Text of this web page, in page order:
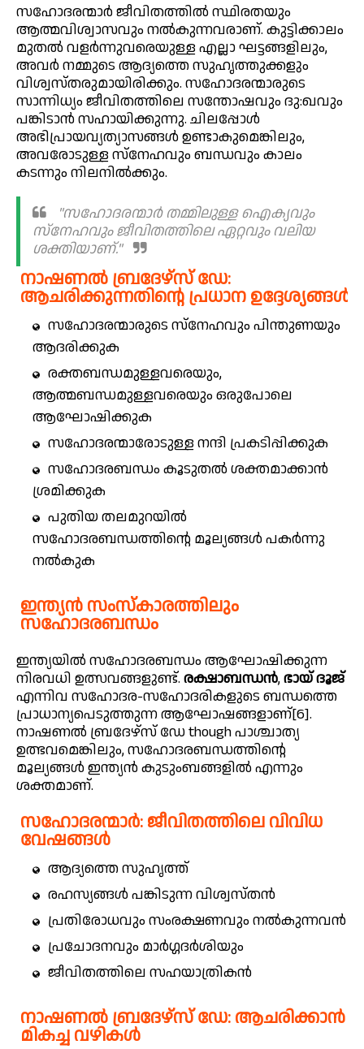
സഹോദരന്മാർ ജീവിതത്തിൽ സ്ഥിരതയും
ആത്മവിശ്വാസവും നൽകുന്നവരാണ്. കുട്ടിക്കാലം
മുതൽ വളർന്നുവരെയുള്ള എല്ലാ ഘട്ടങ്ങളിലും,
അവർ നമ്മുടെ ആദ്യത്തെ സുഹൃത്തുക്കളും
വിശ്വസ്തരുമായിരിക്കും. സഹോദരന്മാരുടെ
സാന്നിധ്യം ജീവിതത്തിലെ സന്തോഷവും ദു:ഖവും
പങ്കിടാൻ സഹായിക്കുന്നു. ചിലപ്പോൾ
അഭിപ്രായവ്യത്യാസങ്ങൾ ഉണ്ടാകുമെങ്കിലും,
അവരോടുള്ള സ്‌നേഹവും ബന്ധവും കാലം
കടന്നും നിലനിൽക്കും.
"സഹോദരന്മാർ തമ്മിലുള്ള ഐക്യവും
സ്‌നേഹവും ജീവിതത്തിലെ ഏറ്റവും വലിയ
ശക്തിയാണ്."
നാഷണൽ ബ്രദേഴ്സ് ഡേ:
ആചരിക്കുന്നതിന്റെ പ്രധാന ഉദ്ദേശ്യങ്ങൾ
സഹോദരന്മാരുടെ സ്‌നേഹവും പിന്തുണയും
ആദരിക്കുക
രക്തബന്ധമുള്ളവരെയും,
ആത്മബന്ധമുള്ളവരെയും ഒരുപോലെ
ആഘോഷിക്കുക
സഹോദരന്മാരോടുള്ള നന്ദി പ്രകടിപ്പിക്കുക
സഹോദരബന്ധം കൂടുതൽ ശക്തമാക്കാൻ
ശ്രമിക്കുക
പുതിയ തലമുറയിൽ
സഹോദരബന്ധത്തിന്റെ മൂല്യങ്ങൾ പകർന്നു
നൽകുക
ഇന്ത്യൻ സംസ്കാരത്തിലും
സഹോദരബന്ധം
ഇന്ത്യയിൽ സഹോദരബന്ധം ആഘോഷിക്കുന്ന
നിരവധി ഉത്സവങ്ങളുണ്ട്. രക്ഷാബന്ധൻ,ഭായ് ദൂജ്
എന്നിവ സഹോദര-സഹോദരികളുടെ ബന്ധത്തെ
പ്രാധാന്യപെടുത്തുന്ന ആഘോഷങ്ങളാണ്[6].
നാഷണൽ ബ്രദേഴ്സ് ഡേ though പാശ്ചാത്യ
ഉത്ഭവമെങ്കിലും, സഹോദരബന്ധത്തിന്റെ
മൂല്യങ്ങൾ ഇന്ത്യൻ കുടുംബങ്ങളിൽ എന്നും
ശക്തമാണ്.
സഹോദരന്മാർ: ജീവിതത്തിലെ വിവിധ
വേഷങ്ങൾ
ആദ്യത്തെ സുഹൃത്ത്
രഹസ്യങ്ങൾ പങ്കിടുന്ന വിശ്വസ്തൻ
പ്രതിരോധവും സംരക്ഷണവും നൽകുന്നവൻ
പ്രചോദനവും മാർഗ്ഗദർശിയും
ജീവിതത്തിലെ സഹയാത്രികൻ
നാഷണൽ ബ്രദേഴ്സ് ഡേ: ആചരിക്കാൻ
മികച്ച വഴികൾ